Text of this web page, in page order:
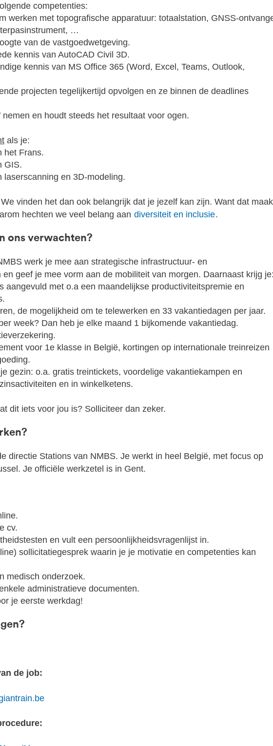
competenties:
werken met topografische apparatuur: totaalstation, GNSS-
…
van de vastgoedwetgeving.
kennis van AutoCAD Civil 3D.
kennis van MS Office 365 (Word, Excel, Teams, Outlook,
projecten tegelijkertijd opvolgen en ze binnen de deadlines
en houdt steeds het resultaat voor ogen.
als je:
het Frans.
GIS.
laserscanning en 3D-modeling.
vinden het dan ook belangrijk dat je jezelf kan zijn. Want dat
hechten we veel belang aan diversiteit en inclusie.
ons verwachten?
werk je mee aan strategische infrastructuur- en
en geef je mee vorm aan de mobiliteit van morgen. Daarnaast krijg je:
aangevuld met o.a een maandelijkse productiviteitspremie en
de mogelijkheid om te telewerken en 33 vakantiedagen per jaar.
week? Dan heb je elke maand 1 bijkomende vakantiedag.
voor 1e klasse in België, kortingen op internationale treinreizen
gezin: o.a. gratis treintickets, voordelige vakantiekampen en
en in winkelketens.
dit iets voor jou is? Solliciteer dan zeker.
directie Stations van NMBS. Je werkt in heel België, met focus op
Je officiële werkzetel is in Gent.
cv.
en vult een persoonlijkheidsvragenlijst in.
sollicitatiegesprek waarin je je motivatie en competenties kan
medisch onderzoek.
administratieve documenten.
je eerste werkdag!
de job: